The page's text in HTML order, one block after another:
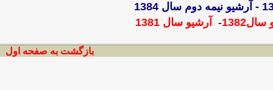
- رشيو نيمه دوم سال 1384
سال1382
- آرشيو سال 1381
بازگشت به صفحه اول